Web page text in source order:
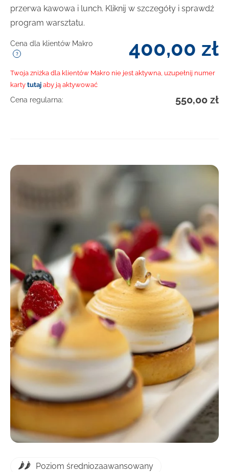
przerwa kawowa i lunch. Kliknij w szczegóły i sprawdź
program warsztatu.
Cena dla klientów Makro 400,00 zł
Twoja zniżka dla klientów Makro nie jest aktywna, uzupełnij numer
karty tutaj aby ją aktywować
Cena regularna: 550,00 zł
DOWIEDZ SIĘ WIĘCEJ
Poziom średniozaawansowany